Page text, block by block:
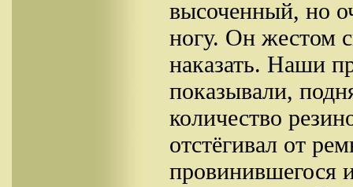
высоченный, но
ногу. Он жестом
наказать. Наши
показывали,
количество
отстёгивал от
провинившегося